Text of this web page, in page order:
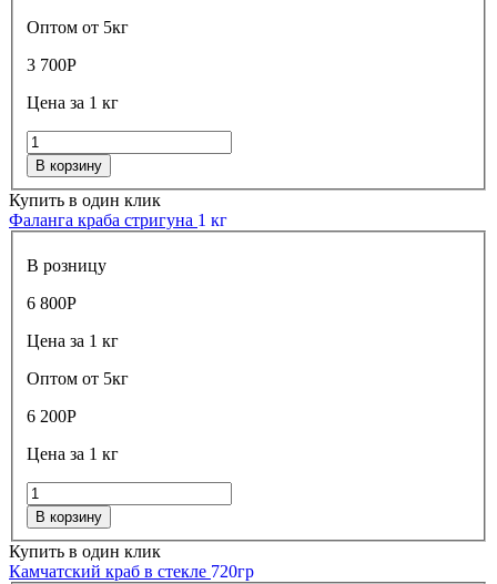
Оптом от 5кг
3 700Р
Цена за 1 кг
В корзину
Купить в один клик
Фаланга краба стригуна 1 кг
В розницу
6 800Р
Цена за 1 кг
Оптом от 5кг
6 200Р
Цена за 1 кг
В корзину
Купить в один клик
Камчатский краб в стекле 720гр